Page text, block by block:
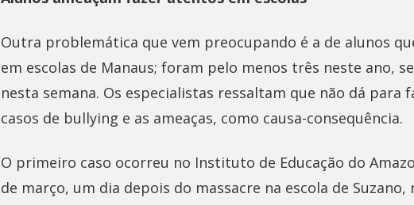
Outra problemática que vem preocupando é a de alunos
em escolas de Manaus; foram pelo menos três neste ano,
nesta semana. Os especialistas ressaltam que não dá para
casos de bullying e as ameaças, como causa-consequência.
O primeiro caso ocorreu no Instituto de Educação do
de março, um dia depois do massacre na escola de Suzano,